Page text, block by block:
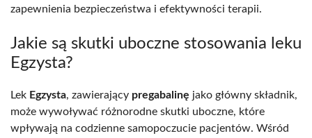
zapewnienia bezpieczeństwa i efektywności terapii.
Jakie są skutki uboczne stosowania leku
Egzysta?
Lek Egzysta, zawierający pregabalinę jako główny składnik,
może wywoływać różnorodne skutki uboczne, które
wpływają na codzienne samopoczucie pacjentów. Wśród